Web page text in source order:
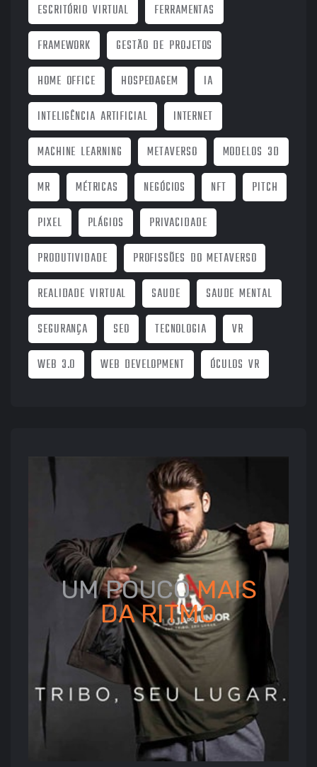
ESCRITÓRIO VIRTUAL
FERRAMENTAS
FRAMEWORK
GESTÃO DE PROJETOS
HOME OFFICE
HOSPEDAGEM
IA
INTELIGÊNCIA ARTIFICIAL
INTERNET
MACHINE LEARNING
METAVERSO
MODELOS 3D
MR
MÉTRICAS NEGÓCIOS NFT
PITCH
PIXEL
PLÁGIOS
PRIVACIDADE
PRODUTIVIDADE
PROFISSÕES DO METAVERSO
REALIDADE VIRTUAL
SAUDE
SAUDE MENTAL
SEGURANÇA
SEO TECNOLOGIA
VR
WEB 3.0
WEB DEVELOPMENT ÓCULOS VR
UM POUCOMAIS
DARITMO